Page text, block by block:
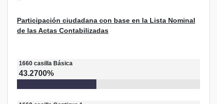
Participación ciudadana con base en la Lista Nominal
de las Actas Contabilizadas
1660 casilla Básica
43.2700%